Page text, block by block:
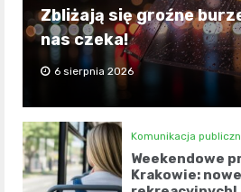
Zbliżają się groźne
nas czeka!
6 sierpnia 2026
Komunikacja
Weekendowe
Krakowie: